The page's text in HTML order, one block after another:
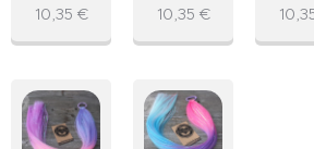
10,35 € 10,35 €